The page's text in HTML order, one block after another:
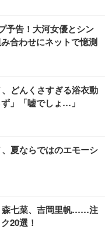
予告！大河女優とシン
合わせにネットで憶測
どんくさすぎる浴衣動
」「嘘でしょ…」
夏ならではのエモーシ
森七菜、吉岡里帆……注
20選！